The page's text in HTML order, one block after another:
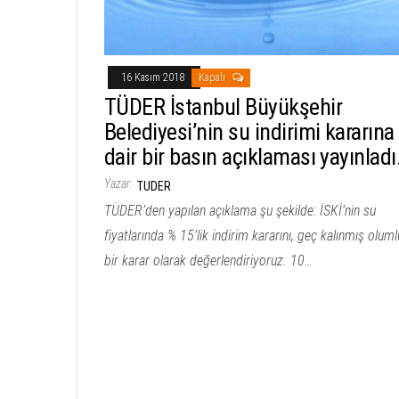
16 Kasım 2018 Kapalı
TÜDER İstanbul Büyükşehir
Belediyesi’nin su indirimi kararına
dair bir basın açıklaması
Yazar: TUDER
TÜDER’den yapılan açıklama şu şekilde: İSKİ’nin su
fiyatlarında % 15’lik indirim kararını, geç kalınmış
bir karar olarak değerlendiriyoruz. 10…